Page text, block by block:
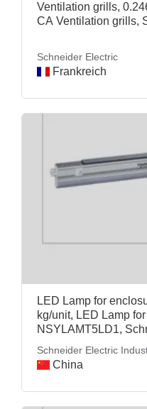
Ventilation grills,
CA Ventilation
Schneider Electric
Frankreich
LED Lamp for
kg/unit, LED Lamp
NSYLAMT5LD1,
Schneider Electric
China